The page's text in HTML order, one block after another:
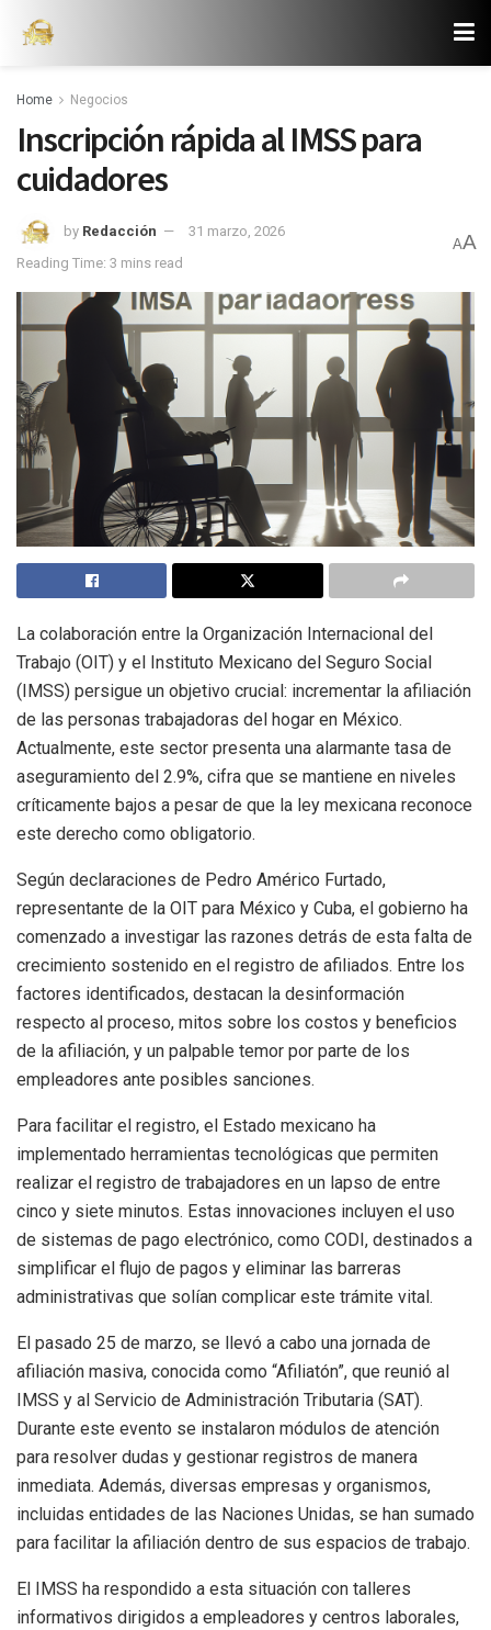
Home Negocios
Inscripción rápida al IMSS para
cuidadores
by Redacción
31 marzo, 2026
Reading Time: 3 mins read
AA
La colaboración entre la Organización Internacional del
Trabajo (OIT) y el Instituto Mexicano del Seguro Social
(IMSS) persigue un objetivo crucial: incrementar la afiliación
de las personas trabajadoras del hogar en México.
Actualmente, este sector presenta una alarmante tasa de
aseguramiento del 2.9%, cifra que se mantiene en niveles
críticamente bajos a pesar de que la ley mexicana reconoce
este derecho como obligatorio.
Según declaraciones de Pedro Américo Furtado,
representante de la OIT para México y Cuba, el gobierno ha
comenzado a investigar las razones detrás de esta falta de
crecimiento sostenido en el registro de afiliados. Entre los
factores identificados, destacan la desinformación
respecto al proceso, mitos sobre los costos y beneficios
de la afiliación, y un palpable temor por parte de los
empleadores ante posibles sanciones.
Para facilitar el registro, el Estado mexicano ha
implementado herramientas tecnológicas que permiten
realizar el registro de trabajadores en un lapso de entre
cinco y siete minutos. Estas innovaciones incluyen el uso
de sistemas de pago electrónico, como CODI, destinados a
simplificar el flujo de pagos y eliminar las barreras
administrativas que solían complicar este trámite vital.
El pasado 25 de marzo, se llevó a cabo una jornada de
afiliación masiva, conocida como “Afiliatón”, que reunió al
IMSS y al Servicio de Administración Tributaria (SAT).
Durante este evento se instalaron módulos de atención
para resolver dudas y gestionar registros de manera
inmediata. Además, diversas empresas y organismos,
incluidas entidades de las Naciones Unidas, se han sumado
para facilitar la afiliación dentro de sus espacios de trabajo.
El IMSS ha respondido a esta situación con talleres
informativos dirigidos a empleadores y centros laborales,